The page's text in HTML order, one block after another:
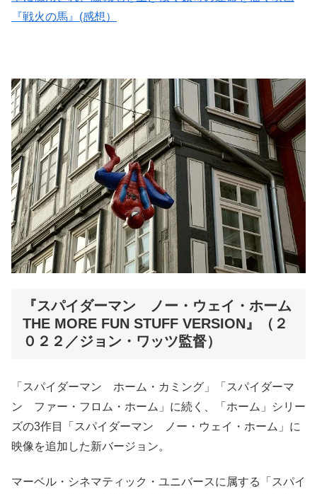
『戦火の馬』(感想）
『スパイダーマン ノー・ウェイ・ホーム
THE MORE FUN STUFF VERSION』（２
０２２／ジョン・ワッツ監督）
「スパイダーマン ホーム・カミング」「スパイダーマ
ン ファー・フロム・ホーム」に続く、「ホーム」シリー
ズの3作目「スパイダーマン ノー・ウェイ・ホーム」に
映像を追加した新バージョン。
マーベル・シネマティック・ユニバースに属する「スパイ